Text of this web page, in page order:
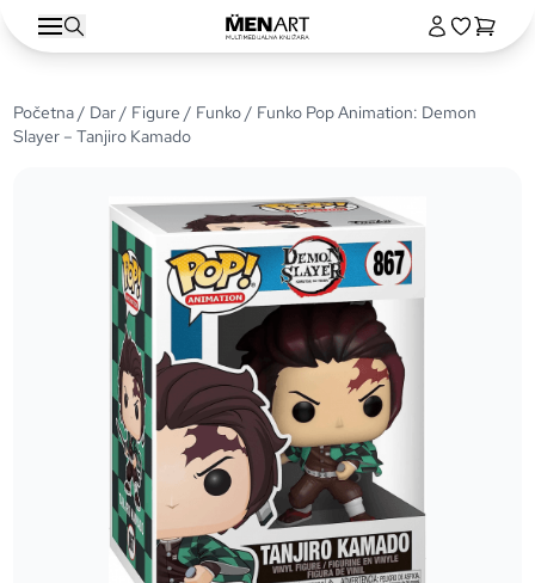
Početna/ Dar/ Figure / Funko/ Funko Pop Animation: Demon
Slayer – Tanjiro Kamado